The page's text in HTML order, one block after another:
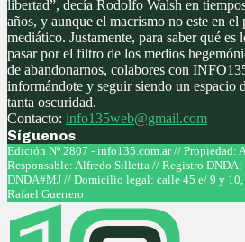
libertad”, decía Rodolfo Walsh en
años, y aunque el macrismo no este en
mediático. Justamente, para saber qué es
pasar por el filtro de los medios
de abandonarnos, colabores con
informándote y seguir siendo un espacio
tanta oscuridad.
Contacto: info135web@gmail.com
Síguenos
Facebook
Twitter
Instagram
Youtube
Edición Nº 2807 - info135.com.ar // Propiedad:
Responsable: Alfredo Silletta // Registro
DNDA#MJ // Domicilio legal: calle 45 e/ 9 y 10,
Rafael Guerrero